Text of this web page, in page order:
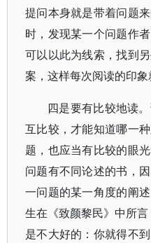
提问本身就是带着问题
时，发现某一个问题作
可以以此为线索，找到
案，这样每次阅读的印象
四是要有比较地读
互比较，才能知道哪一
题，也应当有比较的眼
问题有不同论述的书，
一问题的某一角度的阐
生在《致颜黎民》中所
是不大好的：你就得不